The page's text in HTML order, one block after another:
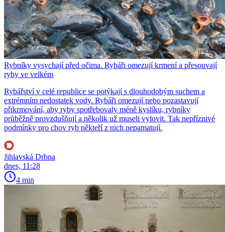
Rybníky vysychají před očima. Rybáři omezují krmení a přesouvají
ryby ve velkém
Rybářství v celé republice se potýkají s dlouhodobým suchem a
extrémním nedostatek vody. Rybáři omezují nebo pozastavují
přikrmování, aby ryby spotřebovaly méně kyslíku, rybníky
průběžně provzdušňují a několik už museli vylovit. Tak nepříznivé
podmínky pro chov ryb někteří z nich nepamatují.
Jihlavská Drbna
dnes, 11:28
4 min